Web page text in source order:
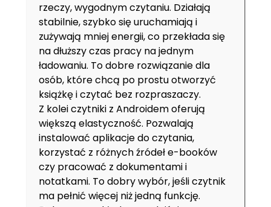
rzeczy, wygodnym czytaniu. Działają
stabilnie, szybko się uruchamiają i
zużywają mniej energii, co przekłada się
na dłuższy czas pracy na jednym
ładowaniu. To dobre rozwiązanie dla
osób, które chcą po prostu otworzyć
książkę i czytać bez rozpraszaczy.
Z kolei czytniki z Androidem oferują
większą elastyczność. Pozwalają
instalować aplikacje do czytania,
korzystać z różnych źródeł e-booków
czy pracować z dokumentami i
notatkami. To dobry wybór, jeśli czytnik
ma pełnić więcej niż jedną funkcję.